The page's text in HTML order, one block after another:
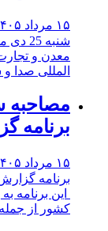
۴۹۹
و تجارت در
صدا و سیما
سرکار
گزارش
۳۸۱
گزارش روز،
برنامه به
از جمله